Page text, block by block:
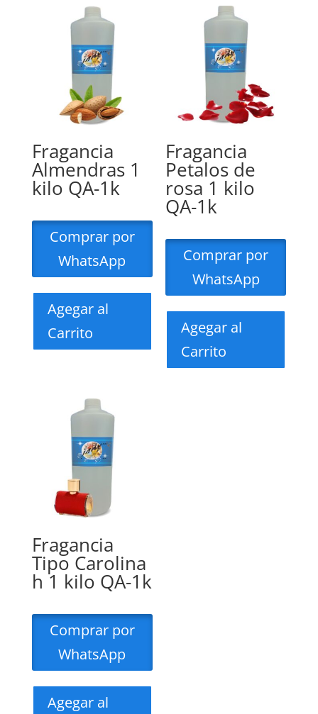
Fragancia
Almendras 1
kilo QA-1k
Comprar por
WhatsApp
Agegar al
Carrito
Fragancia
Petalos de
rosa 1 kilo
QA-1k
Comprar por
WhatsApp
Agegar al
Carrito
Fragancia
Tipo Carolina
h 1 kilo QA-1k
Comprar por
WhatsApp
Agegar al